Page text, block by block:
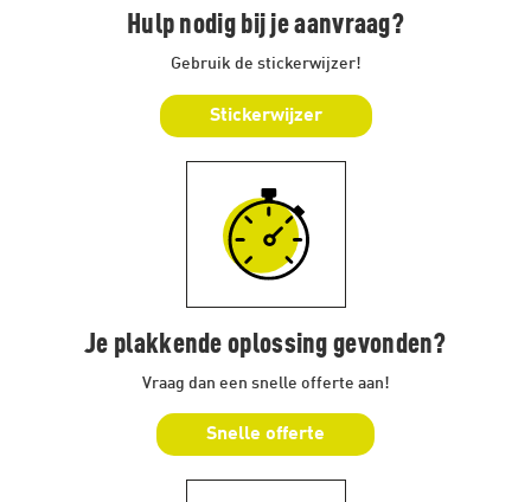
Hulp nodig bij je aanvraag?
Gebruik de stickerwijzer!
Stickerwijzer
Je plakkende oplossing gevonden?
Vraag dan een snelle offerte aan!
Snelle offerte